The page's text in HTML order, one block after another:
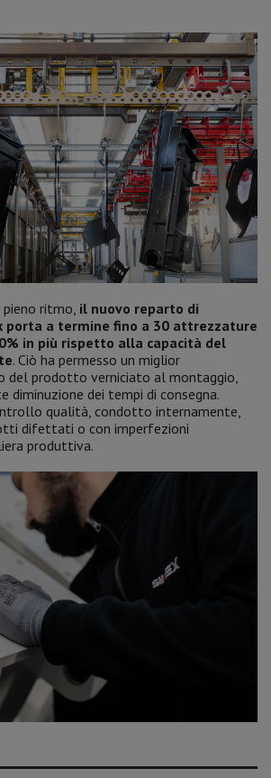
pieno ritmo, il nuovo reparto di
porta a termine fino a 30 attrezzature
in più rispetto alla capacità del
. Ciò ha permesso un miglior
del prodotto verniciato al montaggio,
diminuzione dei tempi di consegna.
qualità, condotto internamente,
difettati o con imperfezioni
produttiva.